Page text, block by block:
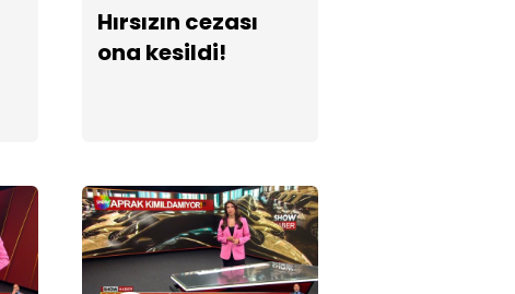
Hırsızın cezası
ona kesildi!